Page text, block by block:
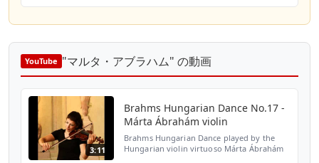
YouTube "マルタ・アブラハム" の動画
3:11
Brahms Hungarian Dance No.17 -
Márta Ábrahám violin
Brahms Hungarian Dance played by the
Hungarian violin virtuoso Márta Ábrahám